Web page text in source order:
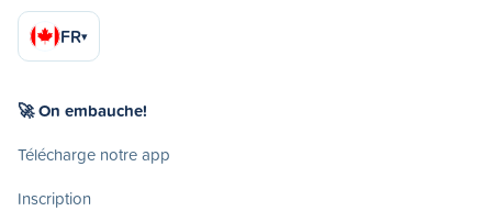
FR▾
🚀 On embauche!
Télécharge notre app
Inscription